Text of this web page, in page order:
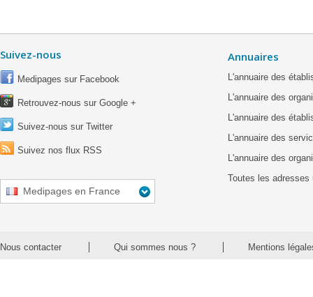
Suivez-nous
Medipages sur Facebook
Retrouvez-nous sur Google +
Suivez-nous sur Twitter
Suivez nos flux RSS
Medipages en France
Annuaires
L'annuaire des
L'annuaire des
L'annuaire des
L'annuaire des
L'annuaire des
Toutes les adresses
Nous contacter Qui sommes nous ? Mentions